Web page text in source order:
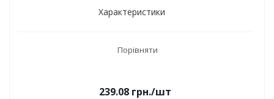
Характеристики
Порівняти
239.08грн./шт